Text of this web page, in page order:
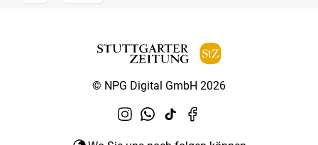
© NPG Digital GmbH 2026